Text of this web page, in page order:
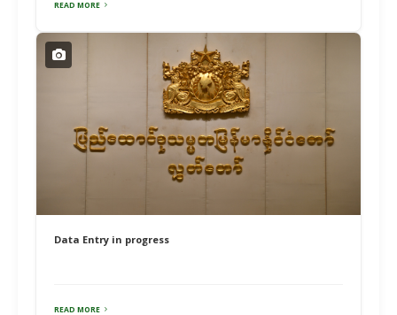
READ MORE
Data Entry in progress
READ MORE